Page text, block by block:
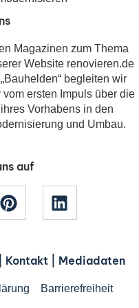
Magazinen zum Thema
Website renovieren.de
begleiten wir
ersten Impuls über die
Vorhabens in den
und Umbau.
auf
Kontakt| Mediadaten
Barrierefreiheit